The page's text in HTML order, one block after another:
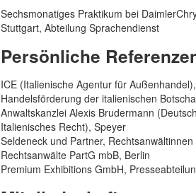
Sechsmonatiges Praktikum bei
Stuttgart, Abteilung Sprachendienst
Persönliche
ICE (Italienische Agentur für
Handelsförderung der italienischen
Anwaltskanzlei Alexis Brudermann
Italienisches Recht), Speyer
Seldeneck und Partner, Rechtsanwältinnen
Rechtsanwälte PartG mbB, Berlin
Premium Exhibitions GmbH,